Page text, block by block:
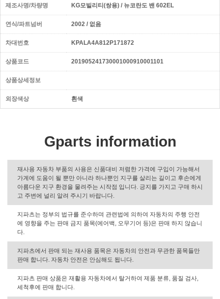
제조사명/차량명 KG모빌리티(쌍용) / 뉴코란도 밴 602EL
연식/파트넘버 2002 / 없음
차대번호 KPALA4A812P171872
상품코드 201905241730001000910001101
상품상세정보
외장색상 흰색
Gparts information
재사용 자동차 부품의 사용은 신품대비 저렴한 가격에 구입이 가능해서
가계에 도움이 될 뿐만 아니라 하나뿐인 지구를 살리는 길이고 후손에게
아름다운 지구 환경을 물려주는 시작점 입니다. 긍지를 가지고 구매 하시
고 주변에 널리 알려 주시기 바랍니다.
지파츠는 정부의 법규를 준수하며 관련법에 의하여 자동차의 주행 안전
에 영향을 주는 판매 금지 품목(에어백, 오무기어 등)은 판매 하지 않습니
다.
지파츠에서 판매 되는 재사용 품목은 자동차의 안전과 무관한 품목들만
판매 합니다. 자동차 안전은 안심해도 됩니다.
지파츠 판매 상품은 재활용 자동차에서 탈거하여 제품 분류, 품질 검사,
세척후에 판매 합니다.